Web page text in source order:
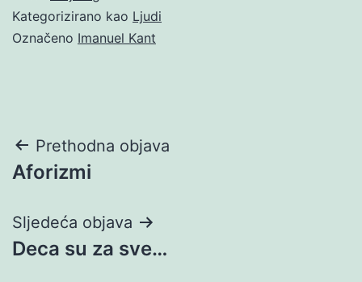
Kategorizirano kao Ljudi
Označeno Imanuel Kant
Navigacija
objava
Prethodna objava
Aforizmi
Sljedeća objava
Deca su za sve…